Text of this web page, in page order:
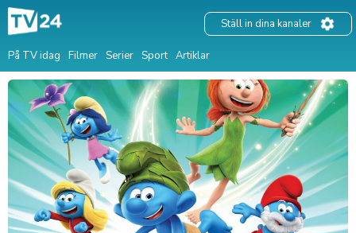
På TV idag Filmer Serier Sport Artiklar
Ställ in dina kanaler